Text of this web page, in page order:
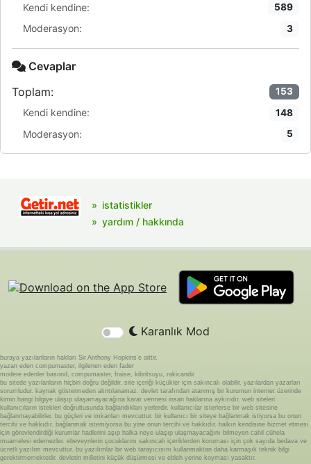
Kendi kendine: 589
Moderasyon: 3
Cevaplar
Toplam:
153
Kendi kendine: 148
Moderasyon: 5
istatistikler
yardım / hakkında
Karanlık Mod
buraya yazılanların hakları Sir Anthony Hopkins'e aittir.
yazan eden compumaster, ilgilenen eden fader
modere edenler basond, compumaster, fraise, kibritsuyu, rakicandir
bu sitede yazılanların hiçbiri doğru değildir. site içeriği küçükler için sakıncalı olabilir. yazılardan yazarları
sorumludur. kaynak göstermeden alıntılanamaz. devlet tarafından atanmış bir kurumun internet üzerinde
kimin hangi bilgiye ulaşıp ulaşamayacağına karar vermesi insan haklarına aykırıdır. web siteleri
kullanıcıların istekleri doğrultusunda bağlandıkları yerlerdir. kullanıcılar isterlerse bir web sitesine
bağlanmayabilirler. bu güçleri ve imkanları mevcuttur. bir kullanıcı bir siteye bağlanmak istiyorsa bu onun
tercihi ve hakkıdır. bağlanmak istemiyorsa bu yine onun tercihi ve hakkıdır. halkın kendisine hizmet etmesi
için görevlendirdiği kurumlar hadlerini aşıp halka neye ulaşıp ulaşmayacağını bilmeyen cahil cühela
muamelesi edemezler. ebeveynlerin çocuklarını sakıncalı içeriklerden koruması için çok sayıda bedava ve
ücretli yazılım mevcuttur. bu yazılımlar bir web tarayıcısını kullanmaktan daha karmaşık teknik bilgi
gerektirmemektedir. devletin milletini küçük düşürmesi ve ebleh yerine koyması yasaktır.